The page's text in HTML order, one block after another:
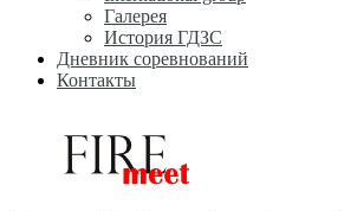
Галерея
История ГДЗС
Дневник соревнований
Контакты